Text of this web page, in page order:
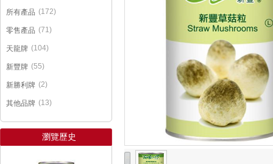
所有產品 (172)
零售產品 (71)
天龍牌 (104)
新豐牌 (55)
新勝利牌 (2)
其他品牌 (13)
瀏覽歷史